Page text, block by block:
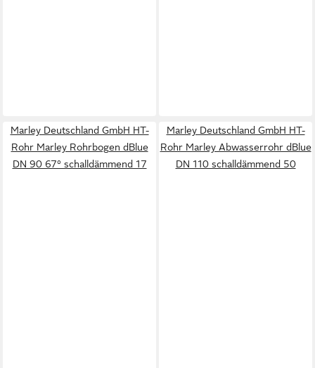
Marley Deutschland GmbH HT-
Rohr Marley Rohrbogen dBlue
DN 90 67° schalldämmend 17
Marley Deutschland GmbH HT-
Rohr Marley Abwasserrohr dBlue
DN 110 schalldämmend 50